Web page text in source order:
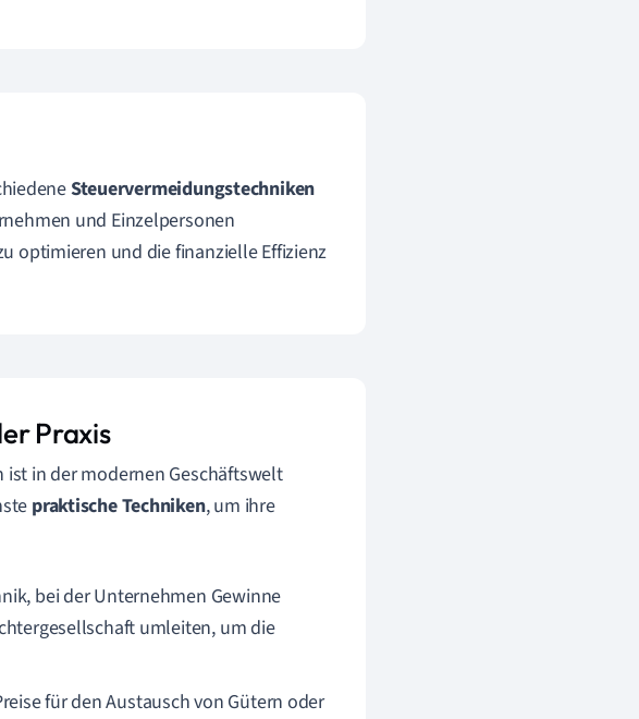
Steuervermeidungstechniken
und Einzelpersonen
optimieren und die finanzielle Effizienz
Praxis
in der modernen Geschäftswelt
praktische Techniken, um ihre
bei der Unternehmen Gewinne
umleiten, um die
für den Austausch von Gütern oder